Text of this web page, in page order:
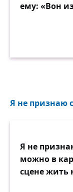
ему: «Вон
Я не признаю
Я не
можно в
сцене жить